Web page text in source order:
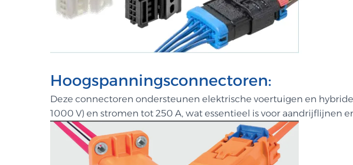
Hoogspanningsconnectoren:
Deze connectoren ondersteunen elektrische voertuigen en
1000 V) en stromen tot 250 A, wat essentieel is voor aandrijflijnen